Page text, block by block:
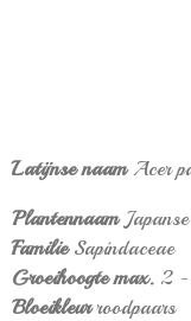
Latijnse naamAcer
Plantennaam
FamilieSapindaceae
Groeihoogte max. 2
Bloeikleurroodpaars